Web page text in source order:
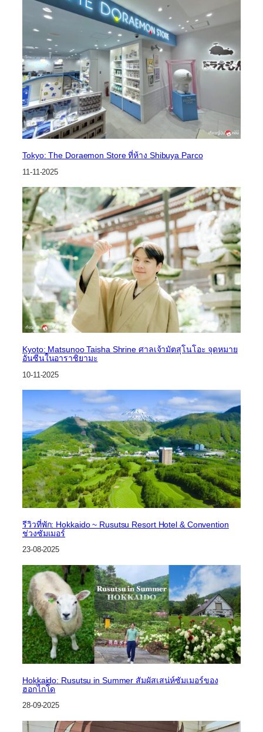
Tokyo: The Doraemon Store ที่ห้าง Shibuya Parco
11-11-2025
Kyoto: Matsunoo Taisha Shrine ศาลเจ้ามัตสุโนโอะ จุดหมาย
อันซีนในอาราชิยามะ
10-11-2025
รีวิวที่พัก: Hokkaido ~ Rusutsu Resort Hotel & Convention
ช่วงซัมเมอร์
23-08-2025
Hokkaido: Rusutsu in Summer สัมผัสเสน่ห์ซัมเมอร์ของ
ฮอกไกโด
28-09-2025